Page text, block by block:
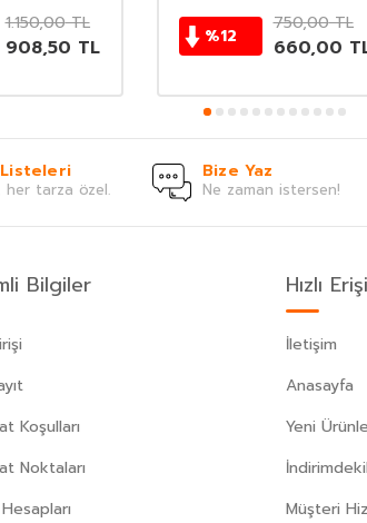
1.150,00TL
908,50 TL %12
750,00TL
660,00
her tarza özel.
Bize Yaz
Ne zaman istersen!
Bilgiler
Koşulları
Noktaları
Hızlı
İletişim
Anasayfa
Yeni
Müşteri